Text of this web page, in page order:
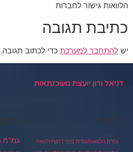
הלוואות גישור לחברות
כתיבת תגובה
יש להתחבר למערכת כדי לכתוב תגובה.
דניאל ורון יועצת משכנתאות
תגיות
גמ"ח הלוואותגמ"ח כסף דחוףהלוואה
גמ"ח